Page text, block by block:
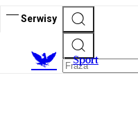
Serwisy
Sport